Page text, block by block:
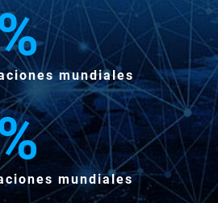
mundiales
mundiales